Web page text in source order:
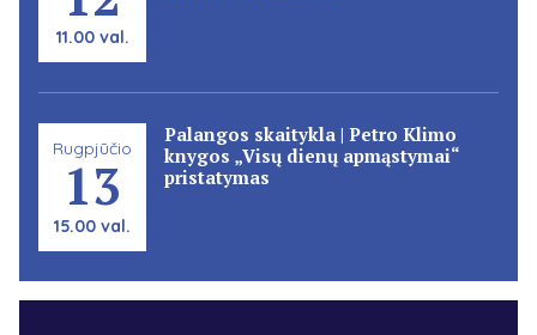
11.00 val.
Rugpjūčio
13
15.00 val.
Palangos skaitykla | Petro Klimo
knygos „Visų dienų apmąstymai“
pristatymas